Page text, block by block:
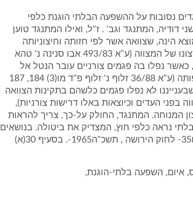
נסובות על ההשפעה הבלתי הוגנת כלפי
דודיה, המתנגד וגב' . ז"ל, ואילו המתנגד טוען
הינה, שצוואה אשר לפי חזותה וחיצוניותה
נראית שלמה ותקינה, מבטאת את רצונו של המצווה (ע"א 493/83 אבו סנינה נ' טהא
ד'-ה'). לכן, כאשר נפלו בה פגמים צורניים עובר הנטל אל
המבקש, להוכיח את אמיתותה ותקפותה (ע"א 36/88 זלוף נ' זלוף פ"ד מו(3) 184, 187
לא נפלו פגמים כלשהם בתקינות הצוואה
העדים וכיוצאות באלו דרישות צורניות),
המנוחה. המתנגד, החולק על-כך, צריך להראות
נראה כלפי חוץ, המצדיק את ביטולה. בנושאים
אלה דנים, בין היתר, סעיפים 30(א) ו35- לחוק הירושה , תשכ"ה1965-. בסעיף 30(א)
איום, השפעה בלתי-הוגנת,